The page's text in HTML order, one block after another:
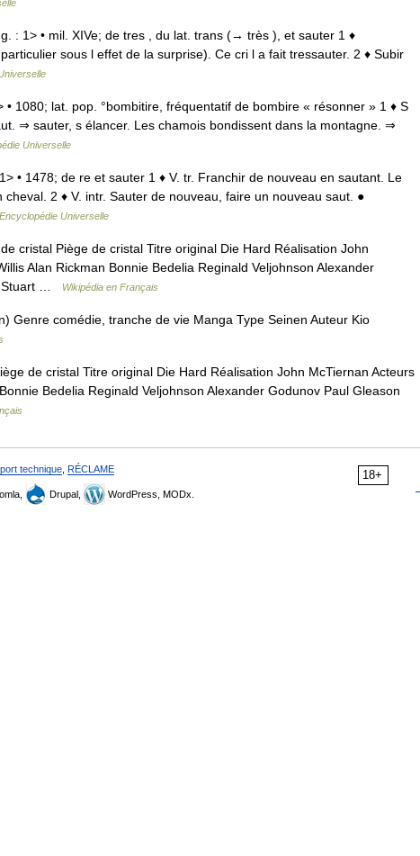
: 1> • mil. XIVe; de tres , du lat. trans (→ très ), et sauter 1 ♦
sous l effet de la surprise). Ce cri l a fait tressauter. 2 ♦ Subir
1080; lat. pop. °bombitire, fréquentatif de bombire « résonner » 1 ♦ S
⇒ sauter, s élancer. Les chamois bondissent dans la montagne. ⇒
Universelle
• 1478; de re et sauter 1 ♦ V. tr. Franchir de nouveau en sautant. Le
2 ♦ V. intr. Sauter de nouveau, faire un nouveau saut. ●
Encyclopédie Universelle
cristal Piège de cristal Titre original Die Hard Réalisation John
Alan Rickman Bonnie Bedelia Reginald Veljohnson Alexander
Stuart …
Wikipédia en Français
Genre comédie, tranche de vie Manga Type Seinen Auteur Kio
de cristal Titre original Die Hard Réalisation John McTiernan Acteurs
Bedelia Reginald Veljohnson Alexander Godunov Paul Gleason
18+
technique RÉCLAME
Drupal, WordPress, MODx.